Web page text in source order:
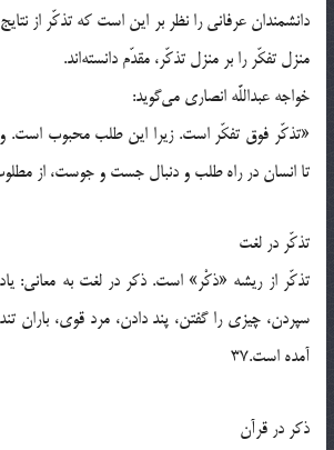
دانشمندان عرفانى را نظر بر اين است كه تذكّر از
منزل تفكّر را بر منزل تذكّر، مقدّم دانسته‌اند.
خواجه عبداللَّه انصارى مى‌گويد:
«تذكّر فوق تفكّر است. زيرا اين طلب محبوب
تا انسان در راه طلب و دنبال جست و جوست، از
تذكّر در لغت
تذكّر از ريشه «ذكْر» است. ذكر در لغت به معانى:
سپردن، چيزى را گفتن، پند دادن، مرد قوى،
آمده است.37
ذكر در قرآن